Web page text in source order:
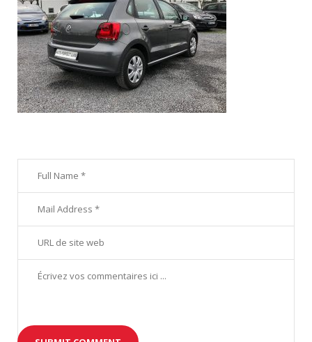
1
2
3
1
_
2
0
3